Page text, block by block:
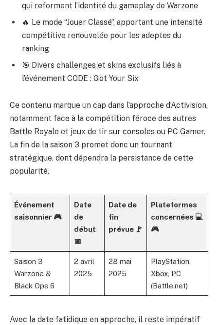
qui reforment l’identité du gameplay de Warzone
🔥 Le mode “Jouer Classé”, apportant une intensité
compétitive renouvelée pour les adeptes du
ranking
🎯 Divers challenges et skins exclusifs liés à
l’événement CODE : Got Your Six
Ce contenu marque un cap dans l’approche d’Activision,
notamment face à la compétition féroce des autres
Battle Royale et jeux de tir sur consoles ou PC Gamer.
La fin de la saison 3 promet donc un tournant
stratégique, dont dépendra la persistance de cette
popularité.
Événement
saisonnier 🎮
Date
de
début
📅
Date de
fin
prévue 🚩
Plateformes
concernées 💻
🎮
Saison 3
Warzone &
Black Ops 6
2 avril
2025
28 mai
2025
PlayStation,
Xbox, PC
(Battle.net)
Avec la date fatidique en approche, il reste impératif